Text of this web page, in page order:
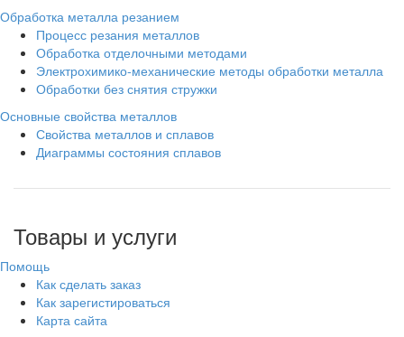
Обработка металла резанием
Процесс резания металлов
Обработка отделочными методами
Электрохимико-механические методы обработки металла
Обработки без снятия стружки
Основные свойства металлов
Свойства металлов и сплавов
Диаграммы состояния сплавов
Товары и услуги
Помощь
Как сделать заказ
Как зарегистироваться
Карта сайта